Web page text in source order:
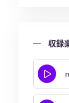
収録